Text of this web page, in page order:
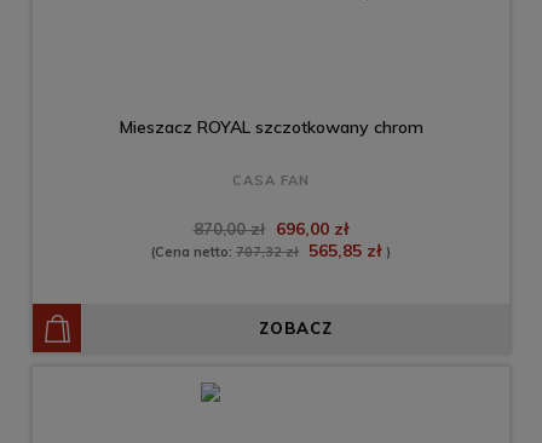
Mieszacz ROYAL szczotkowany chrom
CASA FAN
870,00 zł 696,00 zł
(Cena netto: 707,32 zł 565,85 zł )
ZOBACZ